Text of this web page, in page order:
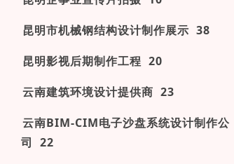
昆明市机械钢结构设计制作展示 38
昆明影视后期制作工程 20
云南建筑环境设计提供商 23
云南BIM-CIM电子沙盘系统设计制作公
司 22